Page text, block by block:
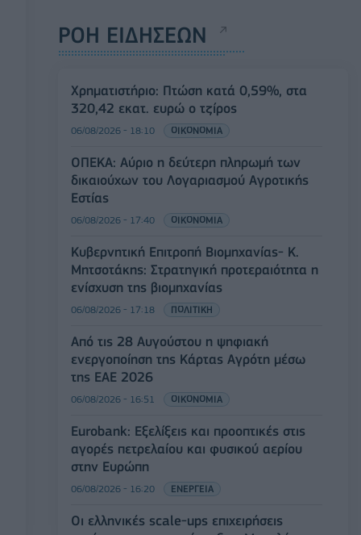
ΡΟΗ ΕΙΔΗΣΕΩΝ
Χρηματιστήριο: Πτώση κατά 0,59%, στα
320,42 εκατ. ευρώ ο τζίρος
06/08/2026 - 18:10 ΟΙΚΟΝΟΜΙΑ
ΟΠΕΚΑ: Αύριο η δεύτερη πληρωμή των
δικαιούχων του Λογαριασμού Αγροτικής
Εστίας
06/08/2026 - 17:40 ΟΙΚΟΝΟΜΙΑ
Κυβερνητική Επιτροπή Βιομηχανίας- Κ.
Μητσοτάκης: Στρατηγική προτεραιότητα η
ενίσχυση της βιομηχανίας
06/08/2026 - 17:18 ΠΟΛΙΤΙΚΗ
Από τις 28 Αυγούστου η ψηφιακή
ενεργοποίηση της Κάρτας Αγρότη μέσω
της ΕΑΕ 2026
06/08/2026 - 16:51 ΟΙΚΟΝΟΜΙΑ
Eurobank: Εξελίξεις και προοπτικές στις
αγορές πετρελαίου και φυσικού αερίου
στην Ευρώπη
06/08/2026 - 16:20 ΕΝΕΡΓΕΙΑ
Οι ελληνικές scale-ups επιχειρήσεις